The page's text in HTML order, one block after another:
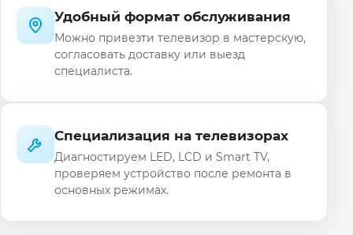
Удобный формат обслуживания
Можно привезти телевизор в мастерскую,
согласовать доставку или выезд
специалиста.
Специализация на телевизорах
Диагностируем LED, LCD и Smart TV,
проверяем устройство после ремонта в
основных режимах.